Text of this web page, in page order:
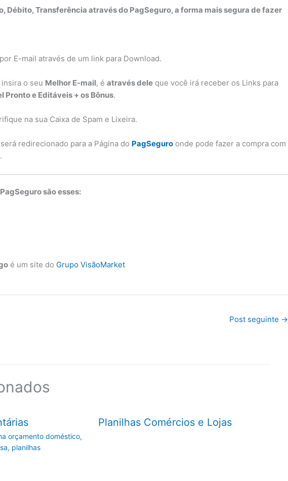
Débito, Transferência através do PagSeguro, a forma mais segura de fazer
E-mail através de um link para Download.
insira o seu Melhor E-mail, é através dele que você irá receber os Links para
Pronto e Editáveis + os Bônus.
na sua Caixa de Spam e Lixeira.
redirecionado para a Página do PagSeguro onde pode fazer a compra com
são esses:
é um site do Grupo VisãoMarket
Post seguinte →
orçamento doméstico,
, planilhas
Planilhas Comércios e Lojas